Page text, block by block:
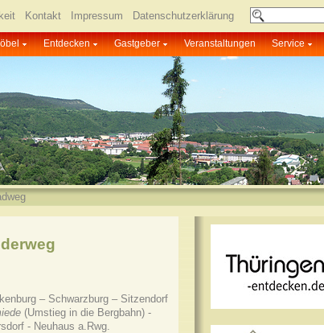
Kontakt Impressum Datenschutzerklärung
Entdecken Gastgeber Veranstaltungen Service
– Schwarzburg – Sitzendorf
(Umstieg in die Bergbahn) -
- Neuhaus a.Rwg.